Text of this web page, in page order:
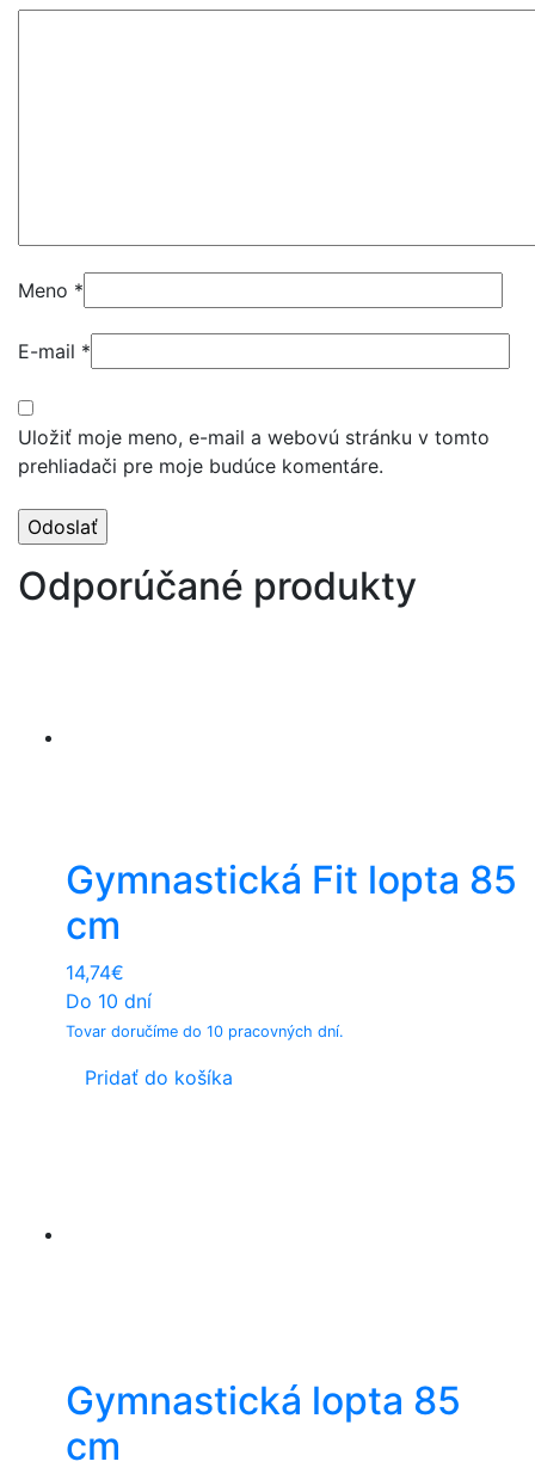
Meno *
E-mail *
Uložiť moje meno, e-mail a webovú stránku v tomto
prehliadači pre moje budúce komentáre.
Odporúčané produkty
Gymnastická Fit lopta 85
cm
14,74€
Do 10 dní
Tovar doručíme do 10 pracovných dní.
Pridať do košíka
Gymnastická lopta 85
cm